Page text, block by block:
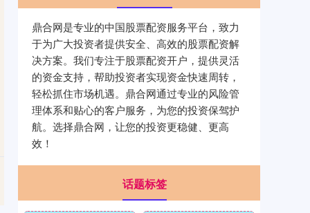
鼎合网是专业的中国股票配资服务平台，致力
于为广大投资者提供安全、高效的股票配资解
决方案。我们专注于股票配资开户，提供灵活
的资金支持，帮助投资者实现资金快速周转，
轻松抓住市场机遇。鼎合网通过专业的风险管
理体系和贴心的客户服务，为您的投资保驾护
航。选择鼎合网，让您的投资更稳健、更高
效！
话题标签